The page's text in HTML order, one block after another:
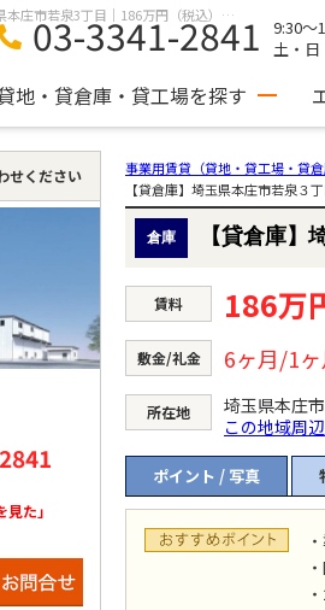
【貸倉庫】埼玉県本庄市若泉３丁目 約４８８坪 埼玉県本庄市若泉3丁目｜186万円（税込）の倉庫
03-3341-2841
9:30～
土・日
地・貸倉庫・貸工場を探す
事業用賃貸（貸地・貸工場・貸
【貸倉庫】埼玉県本庄市若泉３
倉庫 【貸倉庫
賃料 186万
敷金/礼金 6ヶ月/1ヶ
所在地 埼玉県本庄
この地域周
ポイント / 写真
せください
た」